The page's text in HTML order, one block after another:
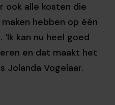
ook alle kosten die
hebben op één
kan nu heel goed
en dat maakt het
Jolanda Vogelaar.